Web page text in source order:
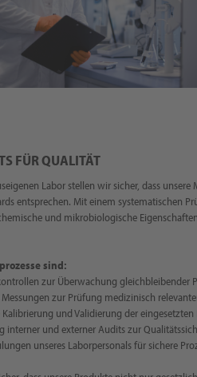
FÜR QUALITÄT
Labor stellen wir sicher, dass
entsprechen. Mit einem systematischen
und mikrobiologische
sind:
zur Überwachung gleichbleibender
zur Prüfung medizinisch
und Validierung der eingesetzten
interner und externer Audits zur
unseres Laborpersonals für sichere